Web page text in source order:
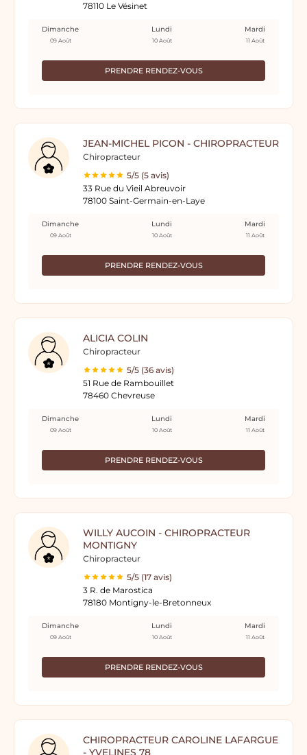
78110 Le Vésinet
PRENDRE RENDEZ-VOUS
Dimanche
09 Août
Lundi
10 Août
Mardi
11 Août
JEAN-MICHEL PICON - CHIROPRACTEUR
Chiropracteur
5/5 (5 avis)
33 Rue du Vieil Abreuvoir
78100 Saint-Germain-en-Laye
PRENDRE RENDEZ-VOUS
Dimanche
09 Août
Lundi
10 Août
Mardi
11 Août
ALICIA COLIN
Chiropracteur
5/5 (36 avis)
51 Rue de Rambouillet
78460 Chevreuse
PRENDRE RENDEZ-VOUS
Dimanche
09 Août
Lundi
10 Août
Mardi
11 Août
WILLY AUCOIN - CHIROPRACTEUR
MONTIGNY
Chiropracteur
5/5 (17 avis)
3 R. de Marostica
78180 Montigny-le-Bretonneux
PRENDRE RENDEZ-VOUS
Dimanche
09 Août
Lundi
10 Août
Mardi
11 Août
CHIROPRACTEUR CAROLINE LAFARGUE
- YVELINES 78